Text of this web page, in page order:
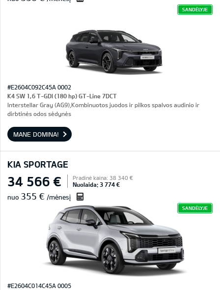
SANDĖLYJE
#E2604C092C45A 0002
K4 SW 1,6 T-GDI (180 hp) GT-Line 7DCT
Interstellar Gray (AG9),Kombinuotos juodos ir pilkos spalvos audinio ir
dirbtinės odos sėdynės
MANE DOMINA!
KIA SPORTAGE
34 566 € Pradinė kaina: 38 340 €
Nuolaida: 3 774 €
nuo 355 € /mėnesį
SANDĖLYJE
#E2604C014C45A 0005